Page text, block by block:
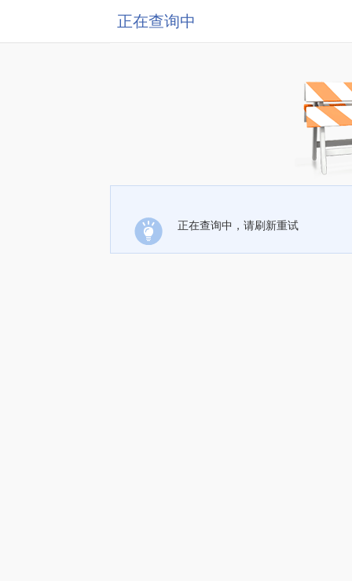
正在查询中
正在查询中，请刷新重试